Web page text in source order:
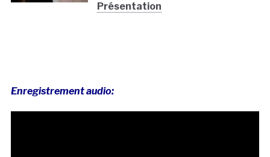
Présentation
Enregistrement audio: